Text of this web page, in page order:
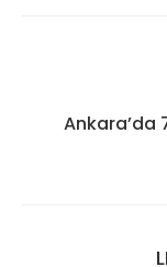
Ankara’da